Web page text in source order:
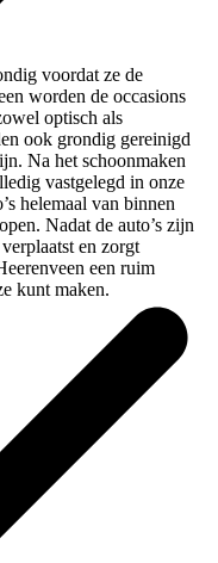
voordat ze de
worden de occasions
optisch als
ook grondig gereinigd
Na het schoonmaken
vastgelegd in onze
helemaal van binnen
Nadat de auto’s zijn
en zorgt
een ruim
kunt maken.